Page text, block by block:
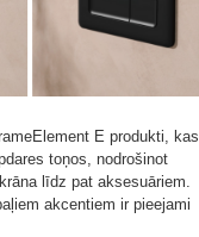
E produkti, kas
toņos, nodrošinot
līdz pat aksesuāriem.
akcentiem ir pieejami